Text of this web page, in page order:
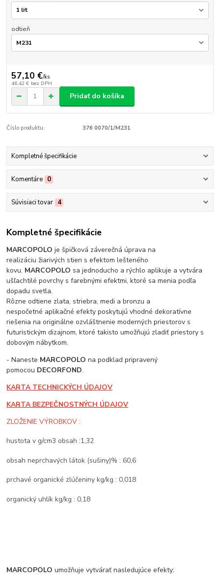
odtieň
57,10 €/ks
46,42 € bez DPH
Pridať do košíka
Číslo produktu: 376 0070/1/M231
Kompletné špecifikácie
Komentáre 0
Súvisiaci tovar 4
Kompletné špecifikácie
MARCOPOLO je špičková záverečná úprava na
realizáciu žiarivých stien s efektom lešteného
kovu. MARCOPOLO sa jednoducho a rýchlo aplikuje a vytvára
ušľachtilé povrchy s farebnými efektmi, ktoré sa menia podľa
dopadu svetla.
Rôzne odtiene zlata, striebra, medi a bronzu a
nespočetné aplikačné efekty poskytujú vhodné dekoratívne
riešenia na originálne ozvláštnenie moderných priestorov s
futuristickým dizajnom, ktoré takisto umožňujú zladiť priestory s
dobovým nábytkom.
- Naneste MARCOPOLO na podklad pripravený
pomocou DECORFOND.
KARTA TECHNICKÝCH ÚDAJOV
KARTA BEZPEČNOSTNÝCH ÚDAJOV
ZLOŽENIE VÝROBKOV :
hustota v g/cm3 obsah :1,32
obsah neprchavých látok (sušiny)% : 60,6
prchavé organické zlúčeniny kg/kg : 0,018
organický uhlík kg/kg : 0,18
MARCOPOLO umožňuje vytvárať nasledujúce efekty: